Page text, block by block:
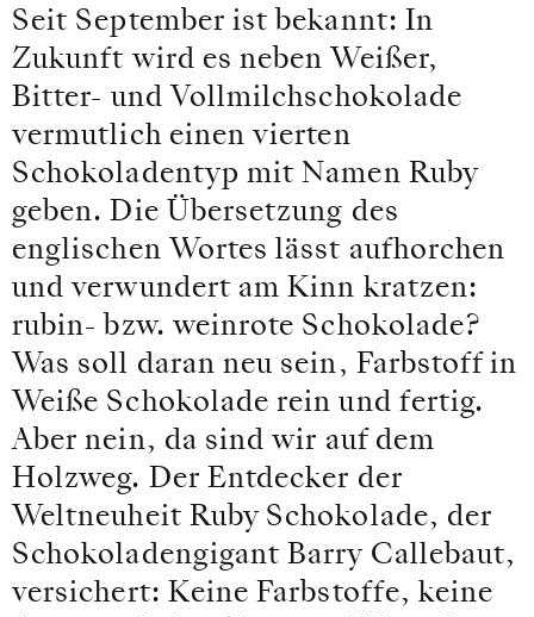
Seit September ist bekannt: In
Zukunft wird es neben Weißer,
Bitter- und Vollmilchschokolade
vermutlich einen vierten
Schokoladentyp mit Namen Ruby
geben. Die Übersetzung des
englischen Wortes lässt aufhorchen
und verwundert am Kinn kratzen:
rubin- bzw. weinrote Schokolade?
Was soll daran neu sein, Farbstoff in
Weiße Schokolade rein und fertig.
Aber nein, da sind wir auf dem
Holzweg. Der Entdecker der
Weltneuheit Ruby Schokolade, der
Schokoladengigant Barry Callebaut,
versichert: Keine Farbstoffe, keine